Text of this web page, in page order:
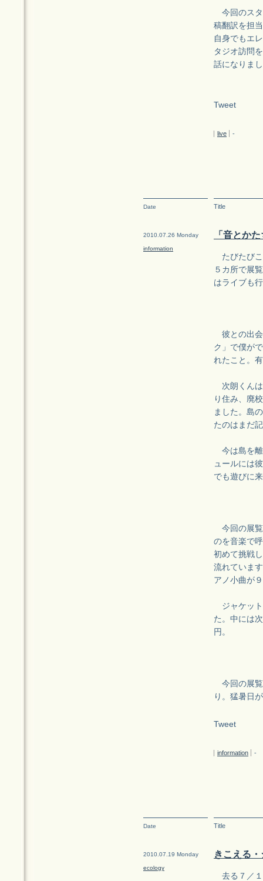
今回のスタ
稿翻訳を担
自身でもエ
タジオ訪問
話になりま
Tweet
live -
Date Title
2010.07.26 Monday
information
「音とか
たびたびこ
５カ所で展
はライブも
彼との出会
ク」で僕が
れたこと。
次朗くんは
り住み、廃
ました。島
たのはまだ
今は島を離
ュールには
でも遊びに
今回の展覧
のを音楽で
初めて挑戦
流れていま
アノ小曲が
ジャケット
た。中には
円。
今回の展覧
り。猛暑日
Tweet
information -
Date Title
2010.07.19 Monday
ecology
きこえる
去る７／１